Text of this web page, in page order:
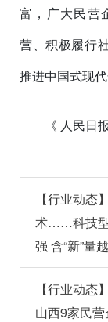
富，广大民营
营、积极履行
推进中国式现
《 人民日报
【行业动
术……科技型
强 含“新”量
【行业动态
山西9家民